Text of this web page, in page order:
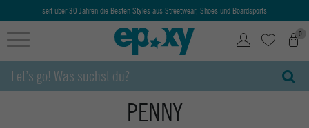
seit über 30 Jahren die Besten Styles aus Streetwear, Shoes und Boardsports
0
PENNY